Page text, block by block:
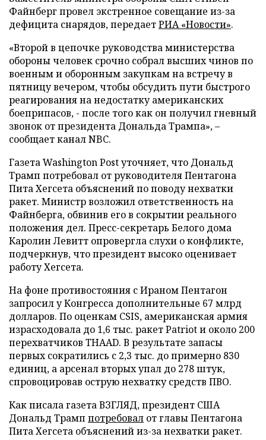
Файнберг провел экстренное совещание из-за
дефицита снарядов, передаетРИА «Новости».
«Второй в цепочке руководства министерства
обороны человек срочно собрал высших чинов по
военным и оборонным закупкам на встречу в
пятницу вечером, чтобы обсудить пути быстрого
реагирования на недостатку американских
боеприпасов, - после того как он получил гневный
звонок от президента Дональда Трампа», –
сообщает канал NBC.
Газета Washington Post уточняет, что Дональд
Трамп потребовал от руководителя Пентагона
Пита Хегсета объяснений по поводу нехватки
ракет. Министр возложил ответственность на
Файнберга, обвинив его в сокрытии реального
положения дел. Пресс-секретарь Белого дома
Каролин Левитт опровергла слухи о конфликте,
подчеркнув, что президент высоко оценивает
работу Хегсета.
На фоне противостояния с Ираном Пентагон
запросил у Конгресса дополнительные 67 млрд
долларов. По оценкам CSIS, американская армия
израсходовала до 1,6 тыс. ракет Patriot и около 200
перехватчиков THAAD. В результате запасы
первых сократились с 2,3 тыс. до примерно 830
единиц, а арсенал вторых упал до 278 штук,
спровоцировав острую нехватку средств ПВО.
Как писала газета ВЗГЛЯД, президент США
Дональд Трамп потребовал от главы Пентагона
Пита Хегсета объяснений из-за нехватки ракет.